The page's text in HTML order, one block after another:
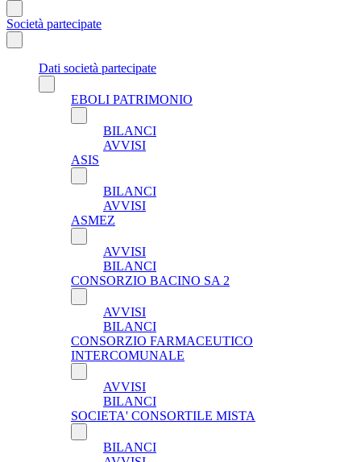
Società partecipate
Dati società partecipate
EBOLI PATRIMONIO
BILANCI
AVVISI
ASIS
BILANCI
AVVISI
ASMEZ
AVVISI
BILANCI
CONSORZIO BACINO SA 2
AVVISI
BILANCI
CONSORZIO FARMACEUTICO
INTERCOMUNALE
AVVISI
BILANCI
SOCIETA' CONSORTILE MISTA
BILANCI